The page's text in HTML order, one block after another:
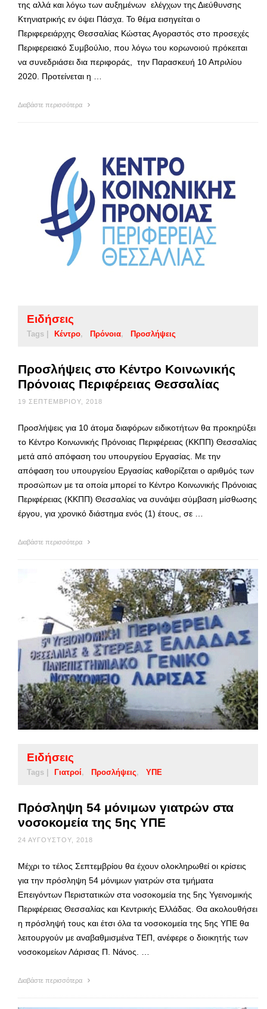
της αλλά και λόγω των αυξημένων ελέγχων της Διεύθυνσης
Κτηνιατρικής εν όψει Πάσχα. Το θέμα εισηγείται ο
Περιφερειάρχης Θεσσαλίας Κώστας Αγοραστός στο προσεχές
Περιφερειακό Συμβούλιο, που λόγω του κορωνοιού πρόκειται
να συνεδριάσει δια περιφοράς, την Παρασκευή 10 Απριλίου
2020. Προτείνεται η …
Διαβάστε περισσότερα
Ειδήσεις
Tags | Κέντρο Πρόνοια Προσλήψεις
Προσλήψεις στο Κέντρο Κοινωνικής
Πρόνοιας Περιφέρειας Θεσσαλίας
19 ΣΕΠΤΕΜΒΡΊΟΥ, 2018
Προσλήψεις για 10 άτομα διαφόρων ειδικοτήτων θα προκηρύξει
το Κέντρο Κοινωνικής Πρόνοιας Περιφέρειας (ΚΚΠΠ) Θεσσαλίας
μετά από απόφαση του υπουργείου Εργασίας. Με την
απόφαση του υπουργείου Εργασίας καθορίζεται ο αριθμός των
προσώπων με τα οποία μπορεί το Κέντρο Κοινωνικής Πρόνοιας
Περιφέρειας (ΚΚΠΠ) Θεσσαλίας να συνάψει σύμβαση μίσθωσης
έργου, για χρονικό διάστημα ενός (1) έτους, σε …
Διαβάστε περισσότερα
Ειδήσεις
Tags | Γιατροί Προσλήψεις ΥΠΕ
Πρόσληψη 54 μόνιμων γιατρών στα
νοσοκομεία της 5ης ΥΠΕ
24 ΑΥΓΟΎΣΤΟΥ, 2018
Μέχρι το τέλος Σεπτεμβρίου θα έχουν ολοκληρωθεί οι κρίσεις
για την πρόσληψη 54 μόνιμων γιατρών στα τμήματα
Επειγόντων Περιστατικών στα νοσοκομεία της 5ης Υγεινομικής
Περιφέρειας Θεσσαλίας και Κεντρικής Ελλάδας. Θα ακολουθήσει
η πρόσληψή τους και έτσι όλα τα νοσοκομεία της 5ης ΥΠΕ θα
λειτουργούν με αναβαθμισμένα ΤΕΠ, ανέφερε ο διοικητής των
νοσοκομείων Λάρισας Π. Νάνος. …
Διαβάστε περισσότερα